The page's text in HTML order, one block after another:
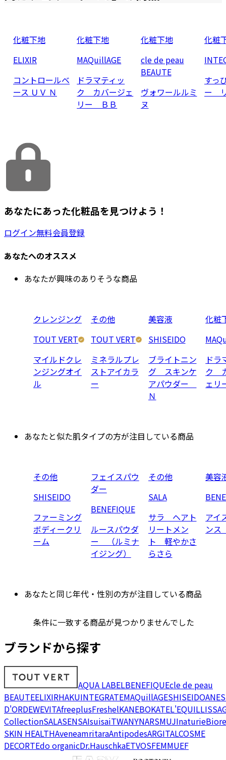
化粧下地
ELIXIR
コントロールベ
ース ＵＶ Ｎ
化粧下地
MAQuillAGE
ドラマティッ
ク カバージェ
リー ＢＢ
化粧下地
cle de peau
BEAUTE
ヴォワールルミ
ヌ
化粧
すっ
ー
あなたにあった化粧品を見つけよう！
ログイン無料会員登録
あなたへのオススメ
あなたが興味のありそうな商品
クレンジング
TOUT VERT
マイルドクレ
ンジングオイ
ル
その他
TOUT VERT
ミネラルプレ
ストアイカラ
ー
美容液
SHISEIDO
ブライトニン
グ スキンケ
アパウダー
Ｎ
化粧
ドラ
ク
ェ
あなたと似た肌タイプの方が注目している商品
その他
SHISEIDO
ファーミング
ボディークリ
ーム
フェイスパウ
ダー
BENEFIQUE
ルースパウダ
ー （ルミナ
イジング）
その他
SALA
サラ ヘアト
リートメン
ト 軽やかさ
らさら
美容
アイ
ン
あなたと同じ年代・性別の方が注目している商品
条件に一致する商品が見つかりませんでした
ブランドから探す
AQUA LABELBENEFIQUEcle de peau
BEAUTEELIXIRHAKUINTEGRATEMAQuillAGESHISEIDO
D'ORDEWEVITAfreeplusFreshelKANEBOKATEL'EQUIL
CollectionSALASENSAIsuisaiTWANYNARSMUJInaturieBiore
SKIN HEALTHAveneamritaraAntipodesARGITALCOSME
DECORTEdo organicDr.HauschkaETVOSFEMMUEF